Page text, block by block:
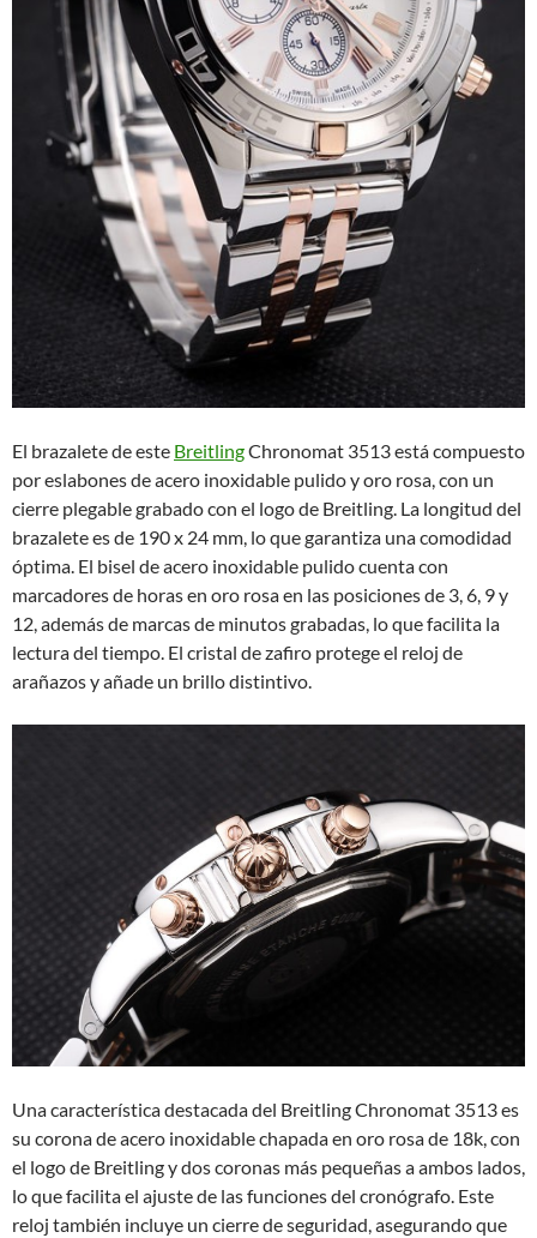
El brazalete de este BreitlingChronomat 3513 está compuesto
por eslabones de acero inoxidable pulido y oro rosa, con un
cierre plegable grabado con el logo de Breitling. La longitud del
brazalete es de 190 x 24 mm, lo que garantiza una comodidad
óptima. El bisel de acero inoxidable pulido cuenta con
marcadores de horas en oro rosa en las posiciones de 3, 6, 9 y
12, además de marcas de minutos grabadas, lo que facilita la
lectura del tiempo. El cristal de zafiro protege el reloj de
arañazos y añade un brillo distintivo.
Una característica destacada del Breitling Chronomat 3513 es
su corona de acero inoxidable chapada en oro rosa de 18k, con
el logo de Breitling y dos coronas más pequeñas a ambos lados,
lo que facilita el ajuste de las funciones del cronógrafo. Este
reloj también incluye un cierre de seguridad, asegurando que